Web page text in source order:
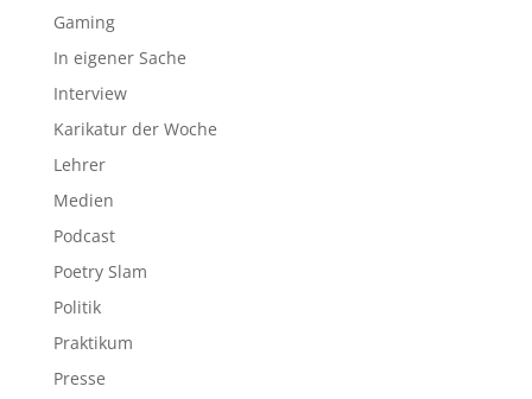
Gaming
In eigener Sache
Interview
Karikatur der Woche
Lehrer
Medien
Podcast
Poetry Slam
Politik
Praktikum
Presse